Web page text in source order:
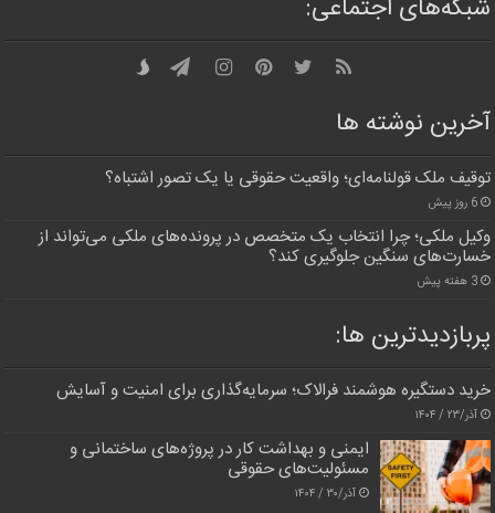
شبکه‌های اجتماعی:
آخرین نوشته ها
توقیف ملک قولنامه‌ای؛ واقعیت حقوقی یا یک تصور اشتباه؟
6 روز پیش
وکیل ملکی؛ چرا انتخاب یک متخصص در پرونده‌های ملکی می‌تواند از
خسارت‌های سنگین جلوگیری کند؟
3 هفته پیش
پربازدیدترین‌ ها:
خرید دستگیره هوشمند فرالاک؛ سرمایه‌گذاری برای امنیت و آسایش
آذر/۲۳ / ۱۴۰۴
ایمنی و بهداشت کار در پروژه‌های ساختمانی و
مسئولیت‌های حقوقی
آذر/۳۰ / ۱۴۰۴